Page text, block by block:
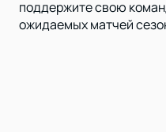
поддержите свою
ожидаемых матчей